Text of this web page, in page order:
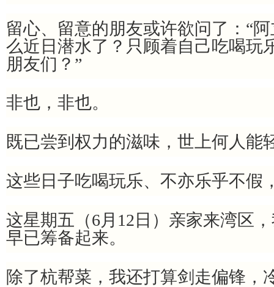
留心、留意的朋友或许欲问了：“
么近日潜水了？只顾着自己吃喝玩
朋友们？”
非也，非也。
既已尝到权力的滋味，世上何人能
这些日子吃喝玩乐、不亦乐乎不假
这星期五（6月12日）亲家来湾区
早已筹备起来。
除了杭帮菜，我还打算剑走偏锋，